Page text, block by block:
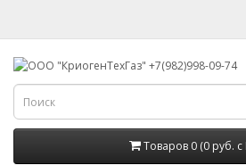
Товаров 0 (0 руб.